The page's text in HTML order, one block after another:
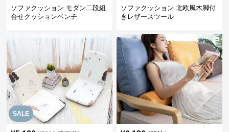
ソファクッション モダン二段組
合せクッションベンチ
ソファクッション 北欧風木脚付
きレザースツール
SALE